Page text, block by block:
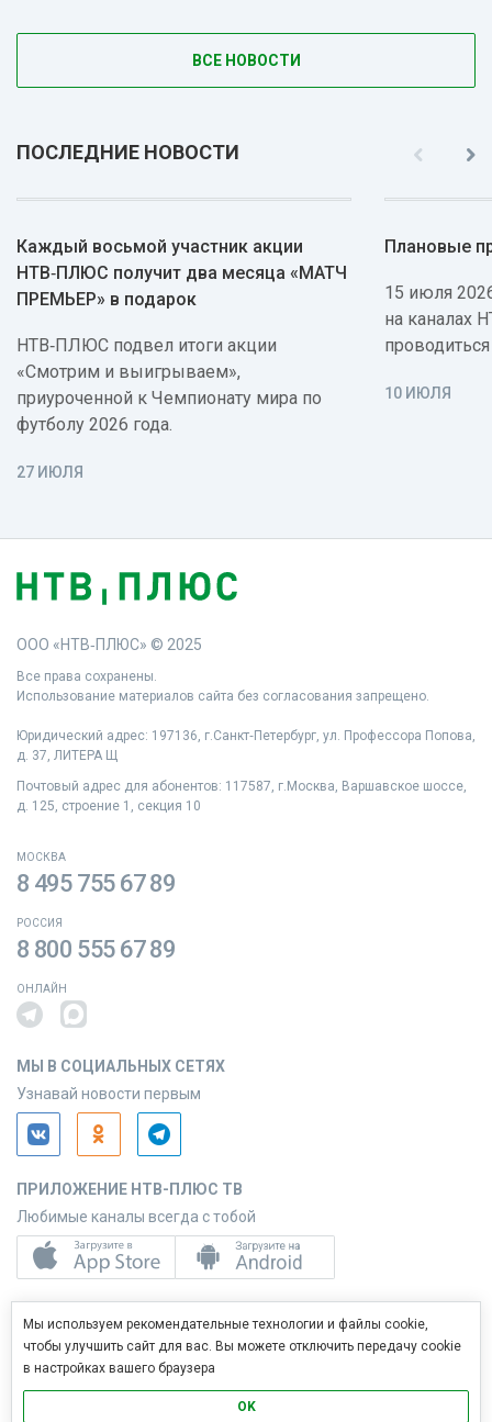
ВСЕ НОВОСТИ
ПОСЛЕДНИЕ НОВОСТИ
Каждый восьмой участник акции
НТВ‑ПЛЮС получит два месяца «МАТЧ
ПРЕМЬЕР» в подарок
НТВ‑ПЛЮС подвел итоги акции
«Смотрим и выигрываем»,
приуроченной к Чемпионату мира по
футболу 2026 года.
27 ИЮЛЯ
Плановые
15 июля
на каналах
10 ИЮЛЯ
ООО «НТВ‑ПЛЮС» © 2025
Все права сохранены.
Использование материалов сайта без согласования запрещено.
Юридический адрес: 197136, г.Санкт‑Петербург, ул. Профессора Попова,
д. 37, ЛИТЕРА Щ
Почтовый адрес для абонентов: 117587, г.Москва, Варшавское шоссе,
д. 125, строение 1, секция 10
МОСКВА
8 495 755 67 89
РОССИЯ
8 800 555 67 89
ОНЛАЙН
МЫ В СОЦИАЛЬНЫХ СЕТЯХ
Узнавай новости первым
ПРИЛОЖЕНИЕ НТВ-ПЛЮС ТВ
Любимые каналы всегда с тобой
Управляй услугами с телефона
Мы используем рекомендательные технологии и файлы cookie,
чтобы улучшить сайт для вас. Вы можете отключить передачу cookie
в настройках вашего браузера
OK